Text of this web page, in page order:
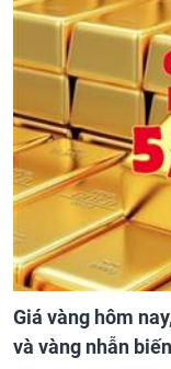
Giá vàng hôm
và vàng nhẫn